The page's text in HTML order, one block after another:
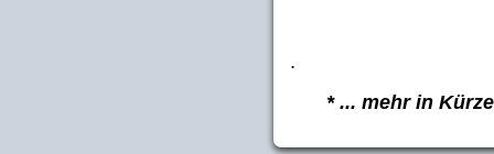
.
* ... mehr in